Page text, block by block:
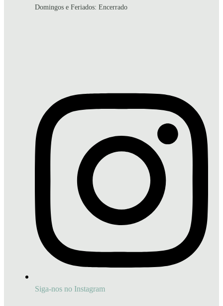
Domingos e Feriados: Encerrado
Siga-nos no Instagram